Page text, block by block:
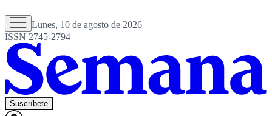
Lunes, 10 de agosto de 2026
ISSN 2745-2794
Suscríbete